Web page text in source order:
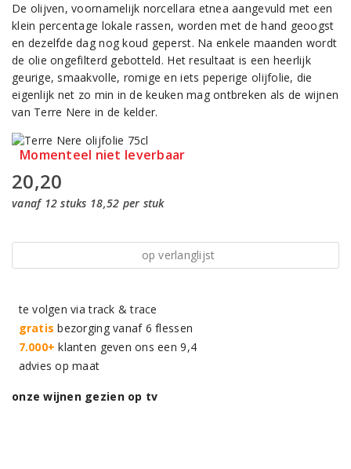
De olijven, voornamelijk norcellara etnea aangevuld met een
klein percentage lokale rassen, worden met de hand geoogst
en dezelfde dag nog koud geperst. Na enkele maanden wordt
de olie ongefilterd gebotteld. Het resultaat is een heerlijk
geurige, smaakvolle, romige en iets peperige olijfolie, die
eigenlijk net zo min in de keuken mag ontbreken als de wijnen
van Terre Nere in de kelder.
Momenteel niet leverbaar
20,20
vanaf 12 stuks 18,52 per stuk
op verlanglijst
te volgen via track & trace
gratis bezorging vanaf 6 flessen
7.000+ klanten geven ons een 9,4
advies op maat
onze wijnen gezien op tv